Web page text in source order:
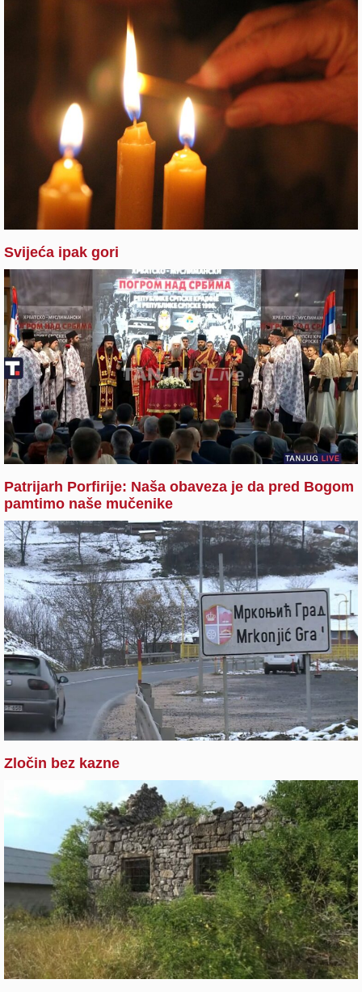
Svijeća ipak gori
Patrijarh Porfirije: Naša obaveza je da pred Bogom
pamtimo naše mučenike
Zločin bez kazne